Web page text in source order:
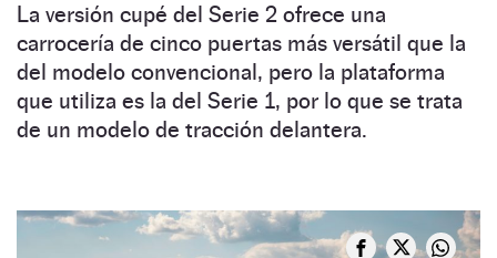
La versión cupé del Serie 2 ofrece una
carrocería de cinco puertas más versátil que la
del modelo convencional, pero la plataforma
que utiliza es la del Serie 1, por lo que se trata
de un modelo de tracción delantera.